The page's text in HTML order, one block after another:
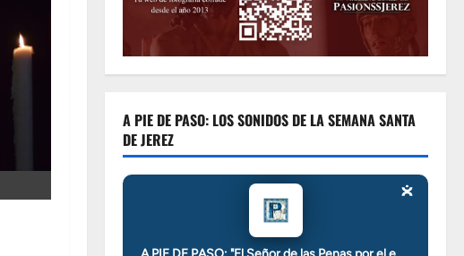
A PIE DE PASO: LOS SONIDOS DE LA SEMANA SANTA
DE JEREZ